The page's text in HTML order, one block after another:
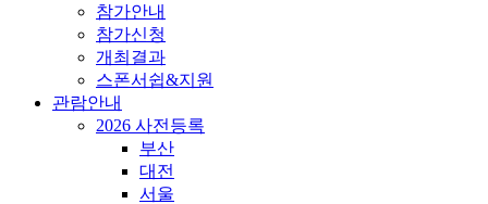
참가안내
참가신청
개최결과
스폰서쉽&지원
관람안내
2026 사전등록
부산
대전
서울